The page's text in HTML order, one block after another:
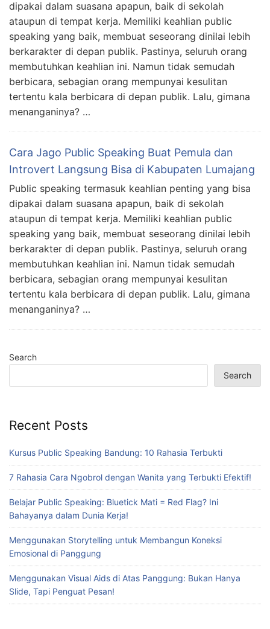
dipakai dalam suasana apapun, baik di sekolah
ataupun di tempat kerja. Memiliki keahlian public
speaking yang baik, membuat seseorang dinilai lebih
berkarakter di depan publik. Pastinya, seluruh orang
membutuhkan keahlian ini. Namun tidak semudah
berbicara, sebagian orang mempunyai kesulitan
tertentu kala berbicara di depan publik. Lalu, gimana
menanganinya? …
Cara Jago Public Speaking Buat Pemula dan
Introvert Langsung Bisa di Kabupaten Lumajang
Public speaking termasuk keahlian penting yang bisa
dipakai dalam suasana apapun, baik di sekolah
ataupun di tempat kerja. Memiliki keahlian public
speaking yang baik, membuat seseorang dinilai lebih
berkarakter di depan publik. Pastinya, seluruh orang
membutuhkan keahlian ini. Namun tidak semudah
berbicara, sebagian orang mempunyai kesulitan
tertentu kala berbicara di depan publik. Lalu, gimana
menanganinya? …
Search
Search
Recent Posts
Kursus Public Speaking Bandung: 10 Rahasia Terbukti
7 Rahasia Cara Ngobrol dengan Wanita yang Terbukti Efektif!
Belajar Public Speaking: Bluetick Mati = Red Flag? Ini
Bahayanya dalam Dunia Kerja!
Menggunakan Storytelling untuk Membangun Koneksi
Emosional di Panggung
Menggunakan Visual Aids di Atas Panggung: Bukan Hanya
Slide, Tapi Penguat Pesan!